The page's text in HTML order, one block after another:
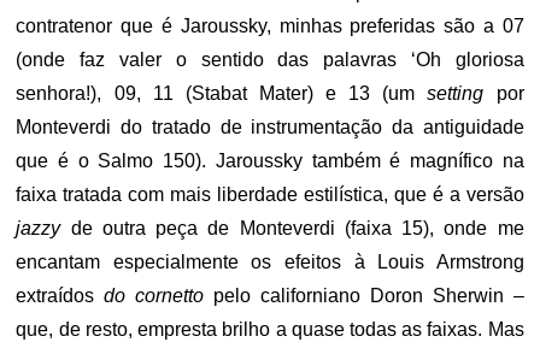
contratenor que é Jaroussky, minhas preferidas são a 07
(onde faz valer o sentido das palavras ‘Oh gloriosa
senhora!), 09, 11 (Stabat Mater) e 13 (umsetting por
Monteverdi do tratado de instrumentação da antiguidade
que é o Salmo 150). Jaroussky também é magnífico na
faixa tratada com mais liberdade estilística, que é a versão
jazzyde outra peça de Monteverdi (faixa 15), onde me
encantam especialmente os efeitos à Louis Armstrong
extraídosdo cornetto pelo californiano Doron Sherwin –
que, de resto, empresta brilho a quase todas as faixas. Mas